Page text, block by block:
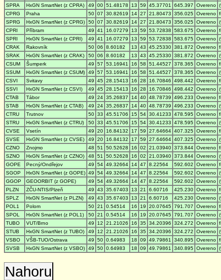
SPRA
HxGN SmartNet (z CPRA) 49 00 51.48178 13 59 45.37701 645.397 Overeno
CPRG
Praha 50 07 30.82619 14 27 21.80473 356.025 Overeno
SPRG
HxGN SmartNet (z CPRG) 50 07 30.82619 14 27 21.80473 356.025 Overeno
CPRI
Příbram 49 41 16.07279 13 59 53.72838 583.675 Overeno
SPRI
HxGN SmartNet (z CPRI) 49 41 16.07279 13 59 53.72838 583.675 Overeno
CRAK
Rakovník 50 06 8.60182 13 43 45.25330 381.872 Overeno
SRAK
HxGN SmartNet (z CRAK) 50 06 8.60182 13 43 45.25330 381.872 Overeno
CSUM
Šumperk 49 57 53.16941 16 58 51.44527 378.365 Overeno
SSUM
HxGN SmartNet (z CSUM) 49 57 53.16941 16 58 51.44527 378.365 Overeno
CSVI
Svitavy 49 45 28.15413 16 28 16.70846 498.442 Overeno
SSVI
HxGN SmartNet (z CSVI) 49 45 28.15413 16 28 16.70846 498.442 Overeno
CTAB
Tábor 49 24 35.26837 14 40 48.78739 496.233 Overeno
STAB
HxGN SmartNet (z CTAB) 49 24 35.26837 14 40 48.78739 496.233 Overeno
CTRU
Trutnov 50 33 45.51706 15 54 30.41233 478.595 Overeno
STRU
HxGN SmartNet (z CTRU) 50 33 45.51706 15 54 30.41233 478.595 Overeno
CVSE
Vsetín 49 20 16.84132 17 59 27.64664 407.325 Overeno
SVSE
HxGN SmartNet (z CVSE) 49 20 16.84132 17 59 27.64664 407.325 Overeno
CZNO
Znojmo 48 51 50.52628 16 02 21.03940 373.844 Overeno
SZNO
HxGN SmartNet (z CZNO) 48 51 50.52628 16 02 21.03940 373.844 Overeno
GOPE
Pecný/Ondřejov 49 54 49.32664 14 47 8.22564 592.602 Overeno
SGOP
HxGN SmartNet (z GOPE) 49 54 49.32664 14 47 8.22564 592.602 Overeno
GGOP
GEOORBIT (z GOPE) 49 54 49.32664 14 47 8.22564 592.602 Overeno
PLZN
ZČU-NTIS/Plzeň 49 43 35.67403 13 21 6.60716 425.230 Overeno
SPLZ
HxGN SmartNet (z PLZN) 49 43 35.67403 13 21 6.60716 425.230 Overeno
POL1
Polom 50 21 0.54514 16 19 20.07645 791.707 Overeno
SPOL
HxGN SmartNet (z POL1) 50 21 0.54514 16 19 20.07645 791.707 Overeno
TUBO
VUT/Brno 49 12 21.21026 16 35 34.20396 324.272 Overeno
STUB
HxGN SmartNet (z TUBO) 49 12 21.21026 16 35 34.20396 324.272 Overeno
VSBO
VŠB-TUO/Ostrava 49 50 0.64983 18 09 49.79861 340.895 Overeno
SVSB
HxGN SmartNet (z VSBO) 49 50 0.64983 18 09 49.79861 340.895 Overeno
Nahoru